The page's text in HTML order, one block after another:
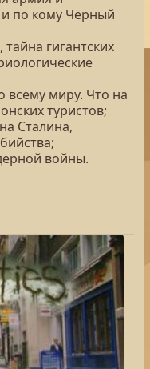
по кому Чёрный
гигантских
миру. Что на
туристов;
Сталина,
войны.